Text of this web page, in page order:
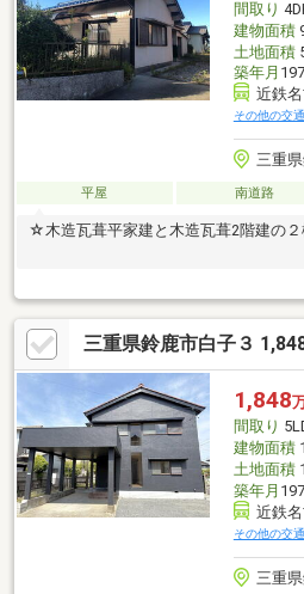
駅まで徒歩圏内
間取り
建物面積
土地面積
築年月
近鉄
その他の交通
三重
平屋 南道路
☆木造瓦葺平家建と木造瓦葺2階建の
三重県鈴鹿市白子３
1,848
間取り
建物面積
土地面積
築年月
近鉄
その他の交通
三重